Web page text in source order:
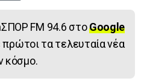
FM 94.6 στοGoogle
πρώτοι τα τελευταία νέα
κόσμο.